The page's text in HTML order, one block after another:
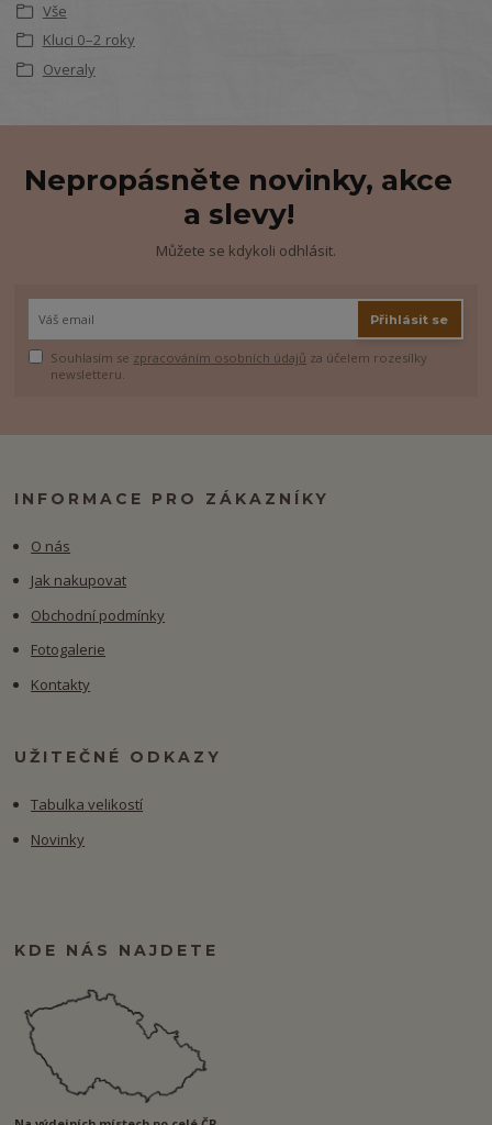
Vše
Kluci 0–2 roky
Overaly
Nepropásněte novinky, akce
a slevy!
Můžete se kdykoli odhlásit.
Přihlásit se
Souhlasím se zpracováním osobních údajů za účelem rozesílky
newsletteru.
INFORMACE PRO ZÁKAZNÍKY
O nás
Jak nakupovat
Obchodní podmínky
Fotogalerie
Kontakty
UŽITEČNÉ ODKAZY
Tabulka velikostí
Novinky
KDE NÁS NAJDETE